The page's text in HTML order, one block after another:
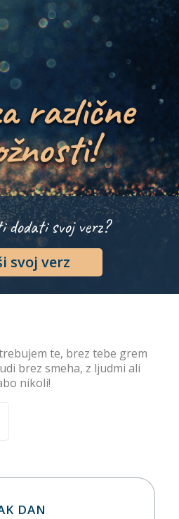
različne
svoj verz?
svoj verz
te, brez tebe grem
brez smeha, z ljudmi ali
nikoli!
DAN